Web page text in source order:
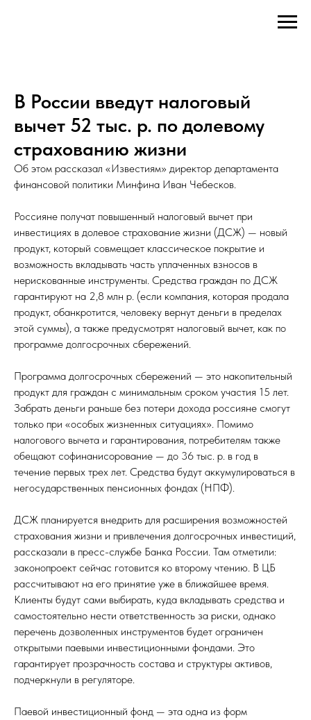
В России введут налоговый
вычет 52 тыс. р. по долевому
страхованию жизни
Об этом рассказал «Известиям» директор департамента
финансовой политики Минфина Иван Чебесков.
Россияне получат повышенный налоговый вычет при
инвестициях в долевое страхование жизни (ДСЖ) — новый
продукт, который совмещает классическое покрытие и
возможность вкладывать часть уплаченных взносов в
нерискованные инструменты. Средства граждан по ДСЖ
гарантируют на 2,8 млн р. (если компания, которая продала
продукт, обанкротится, человеку вернут деньги в пределах
этой суммы), а также предусмотрят налоговый вычет, как по
программе долгосрочных сбережений.
Программа долгосрочных сбережений — это накопительный
продукт для граждан с минимальным сроком участия 15 лет.
Забрать деньги раньше без потери дохода россияне смогут
только при «особых жизненных ситуациях». Помимо
налогового вычета и гарантирования, потребителям также
обещают софинанисорование — до 36 тыс. р. в год в
течение первых трех лет. Средства будут аккумулироваться в
негосударственных пенсионных фондах (НПФ).
ДСЖ планируется внедрить для расширения возможностей
страхования жизни и привлечения долгосрочных инвестиций,
рассказали в пресс-службе Банка России. Там отметили:
законопроект сейчас готовится ко второму чтению. В ЦБ
рассчитывают на его принятие уже в ближайшее время.
Клиенты будут сами выбирать, куда вкладывать средства и
самостоятельно нести ответственность за риски, однако
перечень дозволенных инструментов будет ограничен
открытыми паевыми инвестиционными фондами. Это
гарантирует прозрачность состава и структуры активов,
подчеркнули в регуляторе.
Паевой инвестиционный фонд — эта одна из форм